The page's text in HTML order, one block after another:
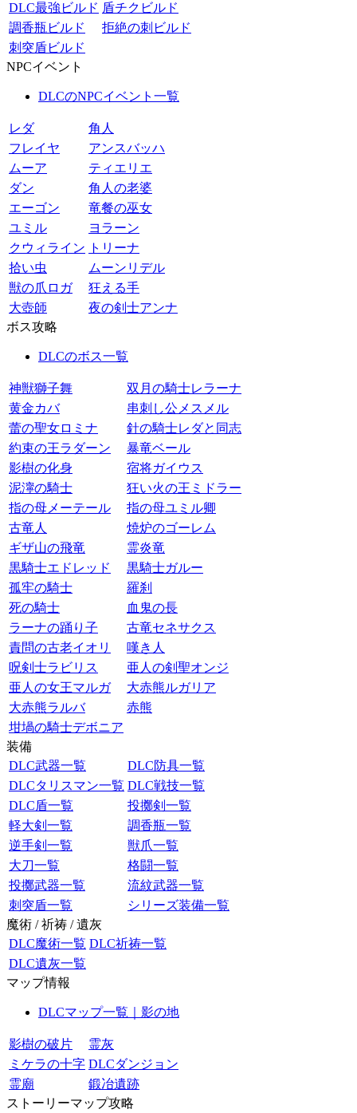
DLC最強ビルド 盾チクビルド
調香瓶ビルド
拒絶の刺ビルド
刺突盾ビルド
NPCイベント
DLCのNPCイベント一覧
レダ
角人
フレイヤ
アンスバッハ
ムーア
ティエリエ
ダン
角人の老婆
エーゴン
竜餐の巫女
ユミル
ヨラーン
クウィライン
トリーナ
拾い虫
ムーンリデル
獣の爪ロガ
狂える手
大壺師
夜の剣士アンナ
ボス攻略
DLCのボス一覧
神獣獅子舞
双月の騎士レラーナ
黄金カバ
串刺し公メスメル
蕾の聖女ロミナ
針の騎士レダと同志
約束の王ラダーン
暴竜ベール
影樹の化身
宿将ガイウス
泥濘の騎士
狂い火の王ミドラー
指の母メーテール
指の母ユミル卿
古竜人
焼炉のゴーレム
ギザ山の飛竜
霊炎竜
黒騎士エドレッド
黒騎士ガルー
孤牢の騎士
羅刹
死の騎士
血鬼の長
ラーナの踊り子
古竜セネサクス
責問の古老イオリ
嘆き人
呪剣士ラビリス
亜人の剣聖オンジ
亜人の女王マルガ
大赤熊ルガリア
大赤熊ラルバ
赤熊
坩堝の騎士デボニア
装備
DLC武器一覧
DLC防具一覧
DLCタリスマン一覧 DLC戦技一覧
DLC盾一覧
投擲剣一覧
軽大剣一覧
調香瓶一覧
逆手剣一覧
獣爪一覧
大刀一覧
格闘一覧
投擲武器一覧
流紋武器一覧
刺突盾一覧
シリーズ装備一覧
魔術 / 祈祷 / 遺灰
DLC魔術一覧 DLC祈祷一覧
DLC遺灰一覧
マップ情報
DLCマップ一覧｜影の地
影樹の破片
霊灰
ミケラの十字 DLCダンジョン
霊廟
鍛冶遺跡
ストーリーマップ攻略